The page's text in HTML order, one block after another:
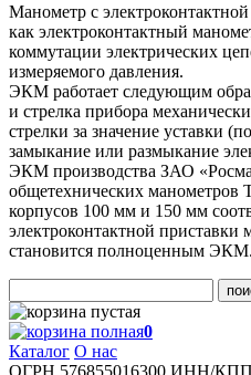
Манометр с
как электроконтактный
коммутации электрических
измеряемого давления.
ЭКМ работает следующим
и стрелка прибора
стрелки за значение уставки
замыкание или размыкание
ЭКМ производства ЗАО
общетехнических
корпусов 100 мм и 150 мм
электроконтактной приставки
становится полноценным ЭКМ.
0
Каталог О нас
ОГРН 576855016300 ИНН/КПП